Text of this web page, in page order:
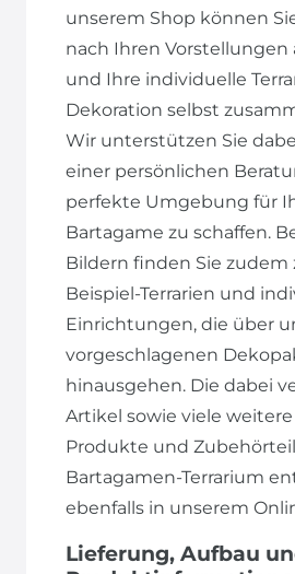
unserem Shop können
nach Ihren Vorstellungen
und Ihre individuelle
Dekoration selbst
Wir unterstützen Sie
einer persönlichen
perfekte Umgebung für
Bartagame zu schaffen.
Bildern finden Sie zudem
Beispiel-Terrarien und
Einrichtungen, die über
vorgeschlagenen
hinausgehen. Die dabei
Artikel sowie viele
Produkte und
Bartagamen-Terrarium
ebenfalls in unserem
Lieferung, Aufbau